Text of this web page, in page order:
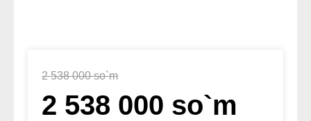
2 538 000 so`m
2 538 000 so`m